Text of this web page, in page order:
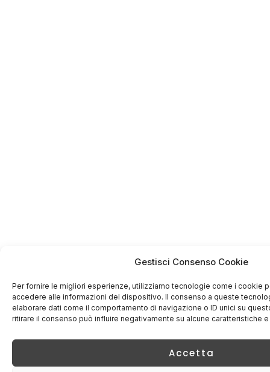
Gestisci Consenso Cookie
Per fornire le migliori esperienze, utilizziamo tecnologie come i cookie
accedere alle informazioni del dispositivo. Il consenso a queste
elaborare dati come il comportamento di navigazione o ID unici su
ritirare il consenso può influire negativamente su alcune caratteristiche
Accetta